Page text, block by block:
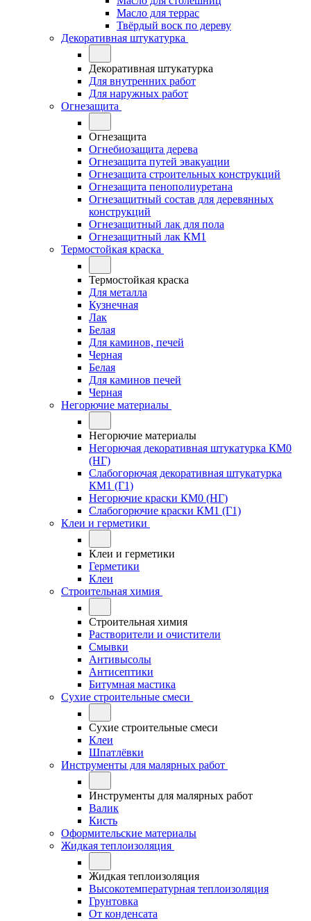
Масло для террас
Твёрдый воск по дереву
Декоративная штукатурка
Декоративная штукатурка
Для внутренних работ
Для наружных работ
Огнезащита
Огнезащита
Огнебиозащита дерева
Огнезащита путей эвакуации
Огнезащита строительных конструкций
Огнезащита пенополиуретана
Огнезащитный состав для деревянных
конструкций
Огнезащитный лак для пола
Огнезащитный лак КМ1
Термостойкая краска
Термостойкая краска
Для металла
Кузнечная
Лак
Белая
Для каминов, печей
Черная
Белая
Для каминов печей
Черная
Негорючие материалы
Негорючие материалы
Негорючая декоративная штукатурка КМ0
(НГ)
Слабогорючая декоративная штукатурка
КМ1 (Г1)
Негорючие краски КМ0 (НГ)
Слабогорючие краски КМ1 (Г1)
Клеи и герметики
Клеи и герметики
Герметики
Клеи
Строительная химия
Строительная химия
Растворители и очистители
Смывки
Антивысолы
Антисептики
Битумная мастика
Сухие строительные смеси
Сухие строительные смеси
Клеи
Шпатлёвки
Инструменты для малярных работ
Инструменты для малярных работ
Валик
Кисть
Оформительские материалы
Жидкая теплоизоляция
Жидкая теплоизоляция
Высокотемпературная теплоизоляция
Грунтовка
От конденсата